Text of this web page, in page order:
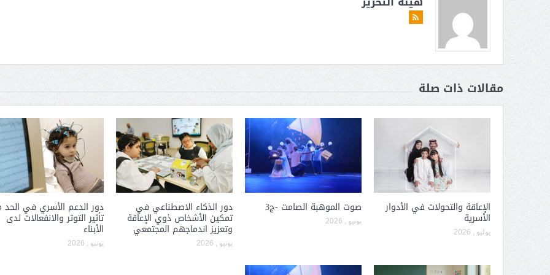
مقالات ذات صلة
الإعاقة والتحولات في الأدوار
الأسرية
يوليو , 2026
صوت الموهبة الصامت -ج3
يونيو , 2026
دور الذكاء الاصطناعي في
تمكين الأشخاص ذوي الإعاقة
وتعزيز اندماجهم المجتمعي
يونيو , 2026
دور الدعم الأسري في
تأثير التوتر والانفعالات لدى
الأبناء
يونيو , 2026